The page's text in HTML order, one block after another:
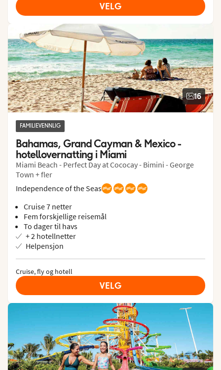
VELG
16
FAMILIEVENNLIG
Bahamas, Grand Cayman & Mexico -
hotellovernatting i Miami
Miami Beach - Perfect Day at Cococay - Bimini - George
Town + fler
Independence of the Seas
Cruise 7 netter
Fem forskjellige reisemål
To dager til havs
+ 2 hotellnetter
Helpensjon
Cruise, fly og hotell
VELG